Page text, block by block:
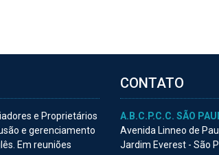
e Proprietários
e gerenciamento
Em reuniões
CONTATO
A.B.C.P.C.C. SÃO
Avenida Linneo de
Jardim Everest - São